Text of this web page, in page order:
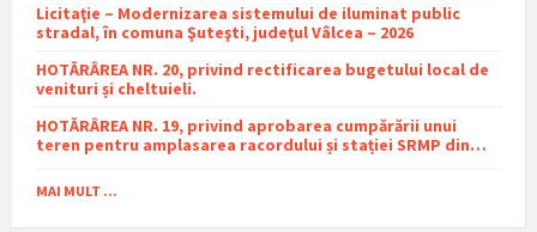
Licitaţie – Modernizarea sistemului de iluminat public
stradal, în comuna Şuteşti, judeţul Vâlcea – 2026
HOTĂRÂREA NR. 20, privind rectificarea bugetului local de
venituri și cheltuieli.
HOTĂRÂREA NR. 19, privind aprobarea cumpărării unui
teren pentru amplasarea racordului și stației SRMP din
comuna Sutești.
MAI MULT ...